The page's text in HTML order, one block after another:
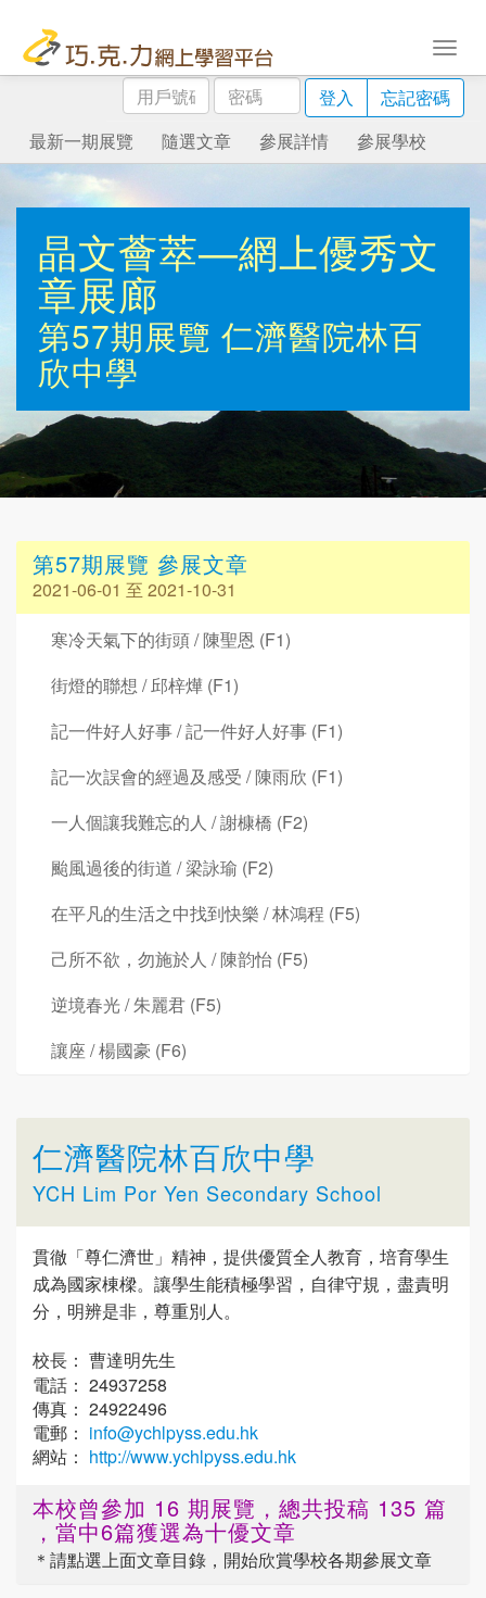
用
戶
號
碼
密
碼
登入
忘記密碼
最新一期展覽
隨選文章 參展詳情 參展學校
晶文薈萃—網上優秀文
章展廊
第57期展覽 仁濟醫院林百
欣中學
第57期展覽 參展文章
2021-06-01 至 2021-10-31
寒冷天氣下的街頭 / 陳聖恩 (F1)
街燈的聯想 / 邱梓燁 (F1)
記一件好人好事 / 記一件好人好事 (F1)
記一次誤會的經過及感受 / 陳雨欣 (F1)
一人個讓我難忘的人 / 謝槺橋 (F2)
颱風過後的街道 / 梁詠瑜 (F2)
在平凡的生活之中找到快樂 / 林鴻程 (F5)
己所不欲，勿施於人 / 陳韵怡 (F5)
逆境春光 / 朱麗君 (F5)
讓座 / 楊國豪 (F6)
仁濟醫院林百欣中學
YCH Lim Por Yen Secondary School
貫徹「尊仁濟世」精神，提供優質全人教育，培育學生
成為國家棟樑。讓學生能積極學習，自律守規，盡責明
分，明辨是非，尊重別人。
校長： 曹達明先生
電話： 24937258
傳真： 24922496
電郵： info@ychlpyss.edu.hk
網站： http://www.ychlpyss.edu.hk
本校曾參加 16 期展覽，總共投稿 135 篇
，當中6篇獲選為十優文章
＊請點選上面文章目錄，開始欣賞學校各期參展文章